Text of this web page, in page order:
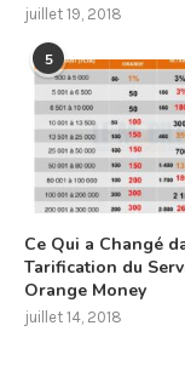
juillet 19, 2018
5
Ce Qui a Changé
Tarification du
Orange Money
juillet 14, 2018